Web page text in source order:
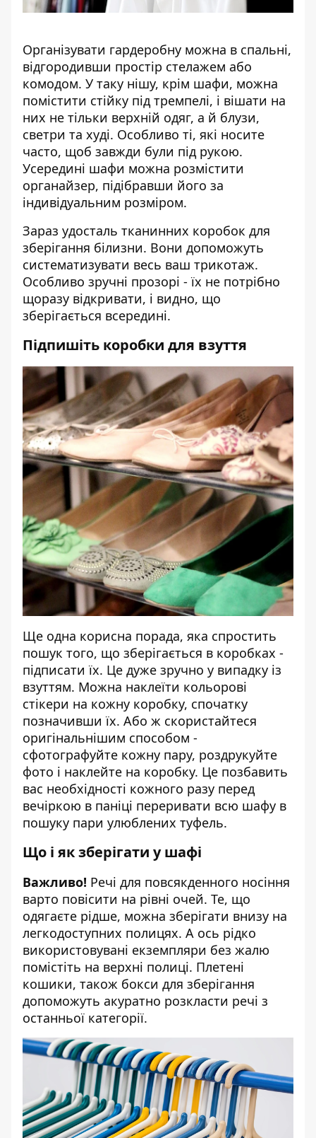
Організувати гардеробну можна в спальні,
відгородивши простір стелажем або
комодом. У таку нішу, крім шафи, можна
помістити стійку під тремпелі, і вішати на
них не тільки верхній одяг, а й блузи,
светри та худі. Особливо ті, які носите
часто, щоб завжди були під рукою.
Усередині шафи можна розмістити
органайзер, підібравши його за
індивідуальним розміром.
Зараз удосталь тканинних коробок для
зберігання білизни. Вони допоможуть
систематизувати весь ваш трикотаж.
Особливо зручні прозорі - їх не потрібно
щоразу відкривати, і видно, що
зберігається всередині.
Підпишіть коробки для взуття
Ще одна корисна порада, яка спростить
пошук того, що зберігається в коробках -
підписати їх. Це дуже зручно у випадку із
взуттям. Можна наклеїти кольорові
стікери на кожну коробку, спочатку
позначивши їх. Або ж скористайтеся
оригінальнішим способом -
сфотографуйте кожну пару, роздрукуйте
фото і наклейте на коробку. Це позбавить
вас необхідності кожного разу перед
вечіркою в паніці переривати всю шафу в
пошуку пари улюблених туфель.
Що і як зберігати у шафі
Важливо! Речі для повсякденного носіння
варто повісити на рівні очей. Те, що
одягаєте рідше, можна зберігати внизу на
легкодоступних полицях. А ось рідко
використовувані екземпляри без жалю
помістіть на верхні полиці. Плетені
кошики, також бокси для зберігання
допоможуть акуратно розкласти речі з
останньої категорії.